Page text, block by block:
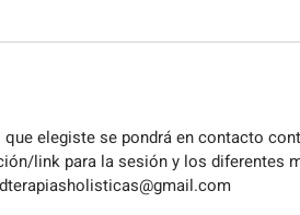
elegiste se pondrá en contacto
link para la sesión y los diferentes